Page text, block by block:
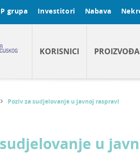
grupa Investitori Nabava
KORISNICI
Poziv za sudjelovanje u javnoj raspravi
u